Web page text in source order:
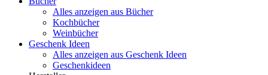
Alles anzeigen aus Bücher
Kochbücher
Weinbücher
Geschenk Ideen
Alles anzeigen aus Geschenk Ideen
Geschenkideen